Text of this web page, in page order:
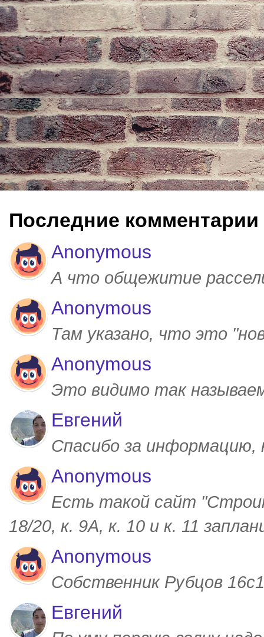
Последние комментарии
Anonymous
А что общежитие
Anonymous
Там указано, что это
Anonymous
Это видимо так
Евгений
Спасибо за
Anonymous
Есть такой сайт
18/20, к. 9А, к. 10 и к. 11
Anonymous
Собственник Рубцов
Евгений